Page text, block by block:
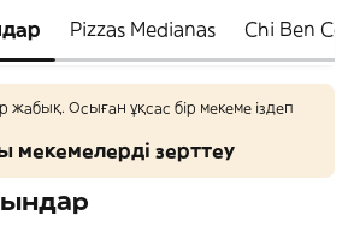
Pizzas Medianas Chi Ben
жабық. Осыған ұқсас бір мекеме іздеп
мекемелерді зерттеу